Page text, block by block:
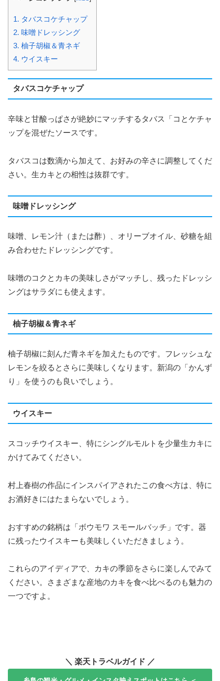
1. タバスコケチャップ
2. 味噌ドレッシング
3. 柚子胡椒＆青ネギ
4. ウイスキー
タバスコケチャップ
辛味と甘酸っぱさが絶妙にマッチするタバス「コとケチャ
ップを混ぜたソースです。
タバスコは数滴から加えて、お好みの辛さに調整してくだ
さい。生カキとの相性は抜群です。
味噌ドレッシング
味噌、レモン汁（または酢）、オリーブオイル、砂糖を組
み合わせたドレッシングです。
味噌のコクとカキの美味しさがマッチし、残ったドレッシ
ングはサラダにも使えます。
柚子胡椒＆青ネギ
柚子胡椒に刻んだ青ネギを加えたものです。フレッシュな
レモンを絞るとさらに美味しくなります。新潟の「かんず
り」を使うのも良いでしょう。
ウイスキー
スコッチウイスキー、特にシングルモルトを少量生カキに
かけてみてください。
村上春樹の作品にインスパイアされたこの食べ方は、特に
お酒好きにはたまらないでしょう。
おすすめの銘柄は「ボウモワ スモールバッチ」です。器
に残ったウイスキーも美味しくいただきましょう。
これらのアイディアで、カキの季節をさらに楽しんでみて
ください。さまざまな産地のカキを食べ比べるのも魅力の
一つですよ。
＼ 楽天トラベルガイド ／